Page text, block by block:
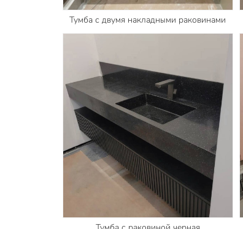
Тумба с двумя накладными раковинами